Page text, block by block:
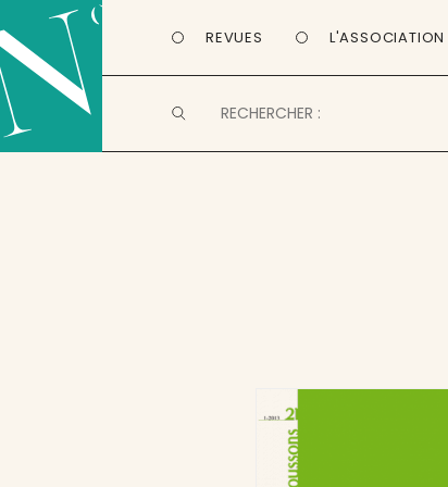
REVUES L'ASSOCIATION